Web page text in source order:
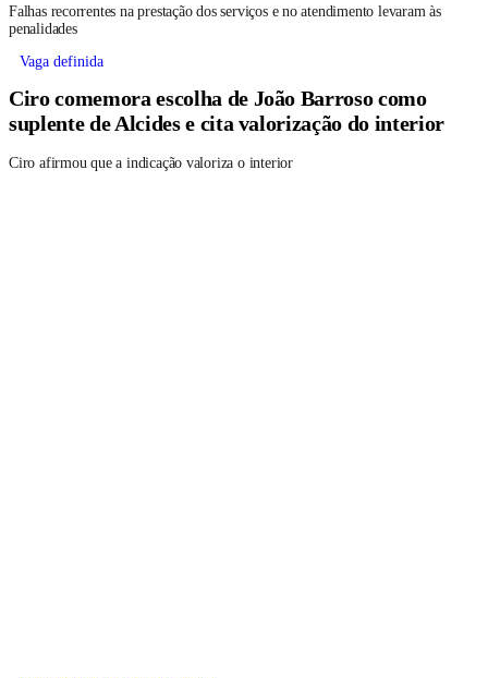
Falhas recorrentes na prestação dos serviços e no atendimento levaram às
penalidades
Vaga definida
Ciro comemora escolha de João Barroso como
suplente de Alcides e cita valorização do interior
Ciro afirmou que a indicação valoriza o interior